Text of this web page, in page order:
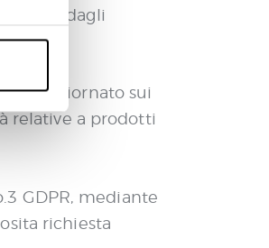
dagli
aggiornato sui
relative a prodotti
GDPR, mediante
richiesta